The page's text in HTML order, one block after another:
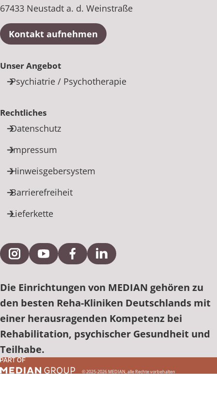
67433 Neustadt a. d. Weinstraße
Kontakt aufnehmen
Unser Angebot
Psychiatrie / Psychotherapie
Rechtliches
Datenschutz
Impressum
Hinweisgebersystem
Barrierefreiheit
Lieferkette
Externe Verlinkung zu Instagram
Externe Verlinkung zu YouTube
Externe Verlinkung zu Facebook
Externe Verlinkung zu
Die Einrichtungen von MEDIAN gehören zu
den besten Reha-Kliniken Deutschlands mit
einer herausragenden Kompetenz bei
Rehabilitation, psychischer Gesundheit und
Teilhabe.
© 2025-2026 MEDIAN, alle Rechte vorbehalten